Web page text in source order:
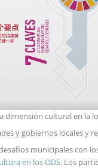
dimensión cultural en la
y gobiernos locales y
municipales con
en los ODS. Los